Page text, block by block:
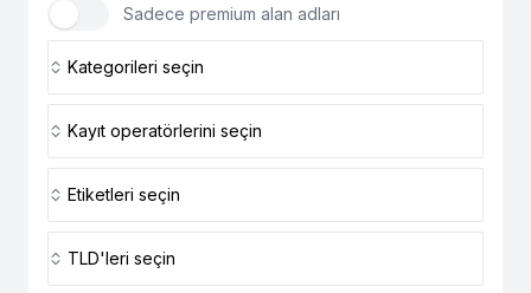
Sadece premium alan adları
Kategorileri seçin
Kayıt operatörlerini seçin
Etiketleri seçin
TLD'leri seçin